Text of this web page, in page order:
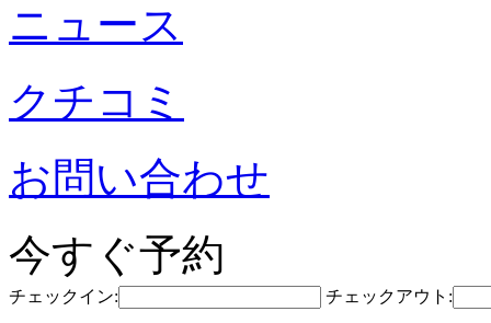
ニュース
クチコミ
お問い合わせ
今すぐ予約
チェックイン: チェックアウト: